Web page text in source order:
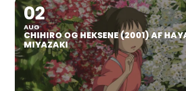
02
AUG
CHIHIRO OG HEKSENE (2001) AF
MIYAZAKI